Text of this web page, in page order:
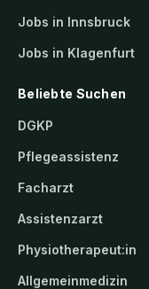
Jobs in Innsbruck
Jobs in Klagenfurt
Beliebte Suchen
DGKP
Pflegeassistenz
Facharzt
Assistenzarzt
Physiotherapeut:in
Allgemeinmedizin